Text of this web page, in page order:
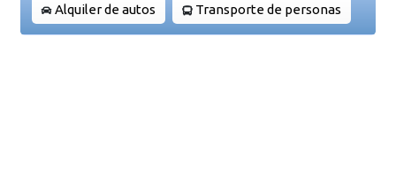
Alquiler de autos Transporte de personas